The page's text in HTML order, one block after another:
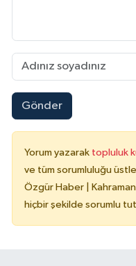
Gönder
Yorum yazarak topluluk
ve tüm sorumluluğu
Özgür Haber |
hiçbir şekilde sorumlu